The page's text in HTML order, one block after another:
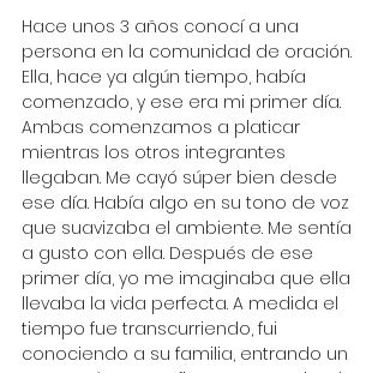
Hace unos 3 años conocí a una
persona en la comunidad de oración.
Ella, hace ya algún tiempo, había
comenzado, y ese era mi primer día.
Ambas comenzamos a platicar
mientras los otros integrantes
llegaban. Me cayó súper bien desde
ese día. Había algo en su tono de voz
que suavizaba el ambiente. Me sentía
a gusto con ella. Después de ese
primer día, yo me imaginaba que ella
llevaba la vida perfecta. A medida el
tiempo fue transcurriendo, fui
conociendo a su familia, entrando un